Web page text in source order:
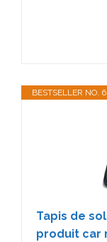
BESTSELLER NO. 6
Tapis de
produit car